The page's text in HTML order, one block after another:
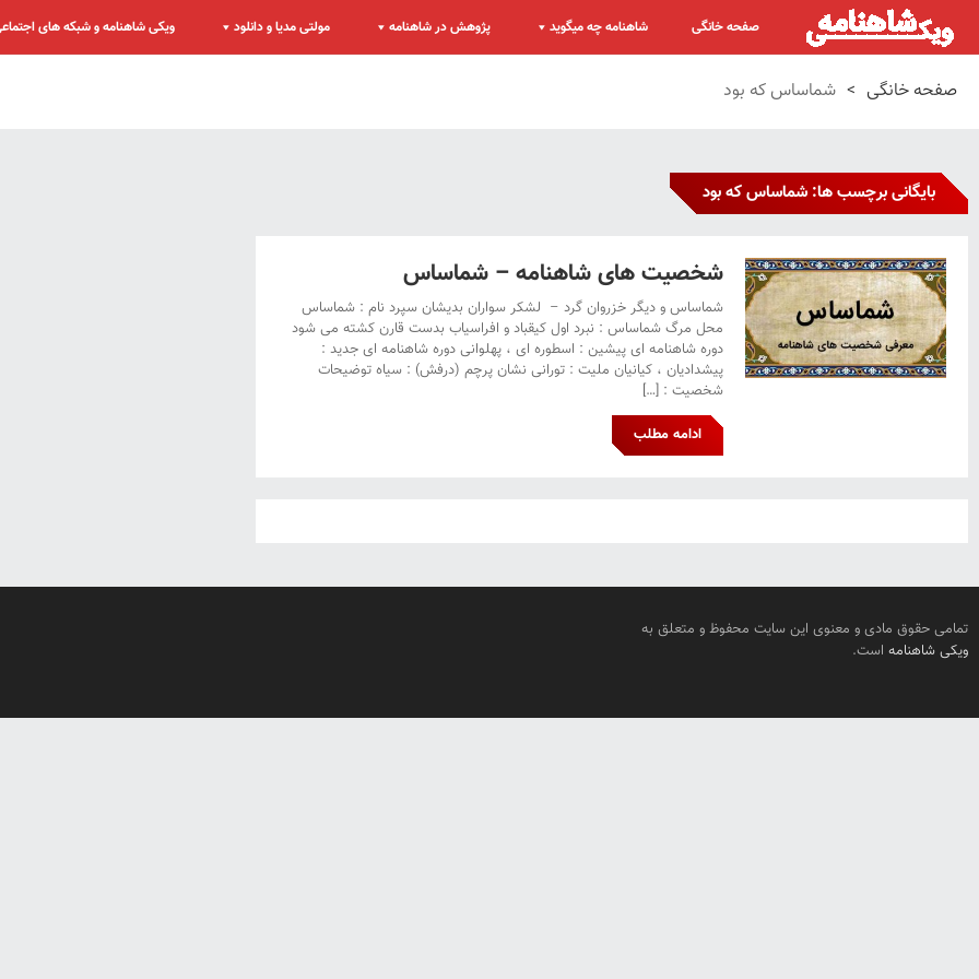
صفحه خانگی شاهنامه چه میگوید پژوهش در شاهنامه مولتی مدیا و دانلود ویکی شاهنامه و شبکه های
صفحه خانگی > شماساس که بود
بایگانی برچسب ها: شماساس که بود
شخصیت های شاهنامه – شماساس
شماساس و دیگر خزروان گرد – لشکر سواران بدیشان سپرد نام : شماساس
محل مرگ شماساس : نبرد اول کیقباد و افراسیاب بدست قارن کشته می شود
دوره شاهنامه ای پیشین : اسطوره ای ، پهلوانی دوره شاهنامه ای جدید :
پیشدادیان ، کیانیان ملیت : تورانی نشان پرچم (درفش) : سیاه توضیحات
شخصیت : […]
ادامه مطلب
تمامی حقوق مادی و معنوی این سایت محفوظ و متعلق به
ویکی شاهنامه است.